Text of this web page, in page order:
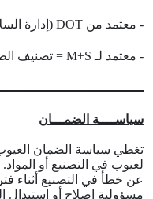
- معتمد من DOT (إدارة السلامة المرورية على الطرق السريعة).
- معتمد لـ M+S = تصنيف الطين والثلوج.
سياســــة الضمـــان
تغطي سياسة الضمان
لعيوب في التصنيع أو
عن خطأ في التصنيع أثناء
مسؤولية إصلاح أو استبدال